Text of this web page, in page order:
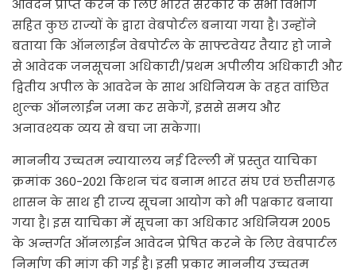
आवेदन प्राप्त करने के लिए भारत सरकार के सभी विभाग
सहित कुछ राज्यों के द्वारा वेबपोर्टल बनाया गया है। उन्होंने
बताया कि ऑनलाईन वेबपोर्टल के साफ्टवेयर तैयार हो जाने
से आवेदक जनसूचना अधिकारी/प्रथम अपीलीय अधिकारी और
द्वितीय अपील के आवदेन के साथ अधिनियम के तहत वांछित
शुल्क ऑनलाईन जमा कर सकेगें, इससे समय और
अनावश्यक व्यय से बचा जा सकेगा।
माननीय उच्चतम न्यायालय नई दिल्ली में प्रस्तुत याचिका
क्रमांक 360-2021 किशन चंद बनाम भारत संघ एवं छत्तीसगढ़
शासन के साथ ही राज्य सूचना आयोग को भी पक्षकार बनाया
गया है। इस याचिका में सूचना का अधिकार अधिनियम 2005
के अन्तर्गत ऑनलाईन आवेदन प्रेषित करने के लिए वेबपार्टल
निर्माण की मांग की गई है। इसी प्रकार माननीय उच्चतम